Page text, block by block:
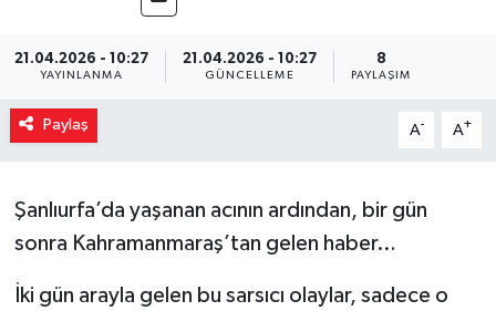
21.04.2026 - 10:27
YAYINLANMA
21.04.2026 - 10:27
GÜNCELLEME
8
PAYLAŞIM
Paylaş A- A+
Şanlıurfa’da yaşanan acının ardından, bir gün
sonra Kahramanmaraş’tan gelen haber…
İki gün arayla gelen bu sarsıcı olaylar, sadece o